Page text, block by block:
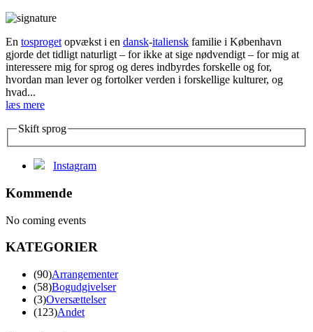
En tosproget opvækst i en dansk-italiensk familie i København
gjorde det tidligt naturligt – for ikke at sige nødvendigt – for mig at
interessere mig for sprog og deres indbyrdes forskelle og for,
hvordan man lever og fortolker verden i forskellige kulturer, og
hvad...
læs mere
Skift sprog
Instagram
Kommende
No coming events
KATEGORIER
(90)Arrangementer
(58)Bogudgivelser
(3)Oversættelser
(123)Andet